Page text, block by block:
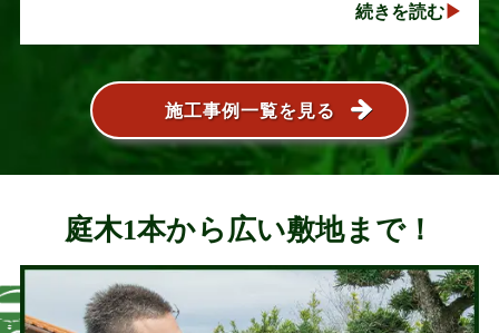
続きを読む
施工事例一覧を見る
庭木1本から広い敷地まで！